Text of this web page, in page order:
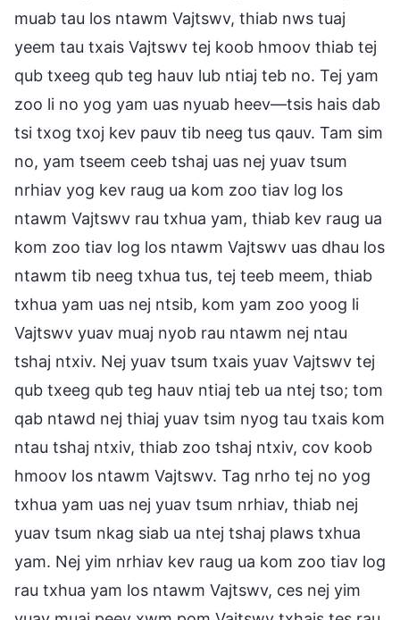
muab tau los ntawm Vajtswv, thiab nws tuaj
yeem tau txais Vajtswv tej koob hmoov thiab tej
qub txeeg qub teg hauv lub ntiaj teb no. Tej yam
zoo li no yog yam uas nyuab heev—tsis hais dab
tsi txog txoj kev pauv tib neeg tus qauv. Tam sim
no, yam tseem ceeb tshaj uas nej yuav tsum
nrhiav yog kev raug ua kom zoo tiav log los
ntawm Vajtswv rau txhua yam, thiab kev raug ua
kom zoo tiav log los ntawm Vajtswv uas dhau los
ntawm tib neeg txhua tus, tej teeb meem, thiab
txhua yam uas nej ntsib, kom yam zoo yoog li
Vajtswv yuav muaj nyob rau ntawm nej ntau
tshaj ntxiv. Nej yuav tsum txais yuav Vajtswv tej
qub txeeg qub teg hauv ntiaj teb ua ntej tso; tom
qab ntawd nej thiaj yuav tsim nyog tau txais kom
ntau tshaj ntxiv, thiab zoo tshaj ntxiv, cov koob
hmoov los ntawm Vajtswv. Tag nrho tej no yog
txhua yam uas nej yuav tsum nrhiav, thiab nej
yuav tsum nkag siab ua ntej tshaj plaws txhua
yam. Nej yim nrhiav kev raug ua kom zoo tiav log
rau txhua yam los ntawm Vajtswv, ces nej yim